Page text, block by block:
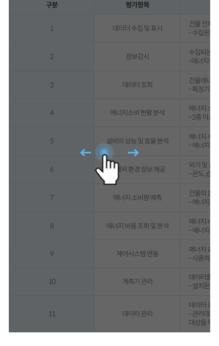
구분 평가항목
1 데이터 수집 및 표시
건물 전체
- 수집된
2 정보감시
수집되는
-에너지관
3 데이터 조회
건물에너
- 특정기간(
4 에너지소비 현황 분석
에너지 소
- 2종 이상
5 설비의 성능 및 효율 분석
에너지 사
- 에너지사
6 실내외 환경 정보 제공
외기 및 실
- 온도, 습
7 에너지 소비량 예측
건물의 운
- 에너지사
8 에너지 비용 조회 및 분석
에너지 비
- 에너지원
9 제어시스템 연동
에너지 효
- 사용하는
10 계측기 관리
데이터를
- 설치된 모
11 데이터 관리
데이터 관
- 관리대상
대상을 목